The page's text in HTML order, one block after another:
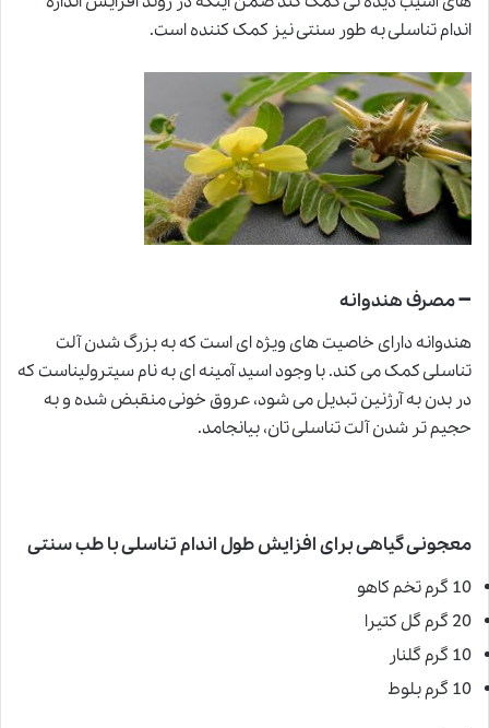
اندام تناسلی به طور سنتی نیز کمک کننده است.
–مصرف هندوانه
هندوانه دارای خاصیت های ویژه ای است که به بزرگ شدن آلت
تناسلی کمک می کند. با وجود اسید آمینه ای به نام سیترولیناست که
در بدن به آرژنین تبدیل می شود، عروق خونی منقبض شده و به
حجیم تر شدن آلت تناسلی تان، بیانجامد.
معجونی گیاهی برای افزایش طول اندام تناسلی با طب سنتی
10 گرم تخم کاهو
20 گرم گل کتیرا
10 گرم گلنار
10 گرم بلوط